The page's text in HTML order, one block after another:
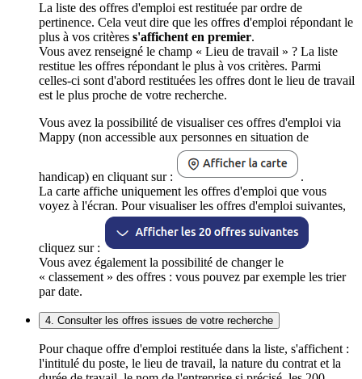
La liste des offres d'emploi est restituée par ordre de
pertinence. Cela veut dire que les offres d'emploi répondant le
plus à vos critères s'affichent en premier.
Vous avez renseigné le champ « Lieu de travail » ? La liste
restitue les offres répondant le plus à vos critères. Parmi
celles-ci sont d'abord restituées les offres dont le lieu de travail
est le plus proche de votre recherche.
Vous avez la possibilité de visualiser ces offres d'emploi via
Mappy (non accessible aux personnes en situation de
handicap) en cliquant sur :
.
La carte affiche uniquement les offres d'emploi que vous
voyez à l'écran. Pour visualiser les offres d'emploi suivantes,
cliquez sur :
Vous avez également la possibilité de changer le
« classement » des offres : vous pouvez par exemple les trier
par date.
4. Consulter les offres issues de votre recherche
Pour chaque offre d'emploi restituée dans la liste, s'affichent :
l'intitulé du poste, le lieu de travail, la nature du contrat et la